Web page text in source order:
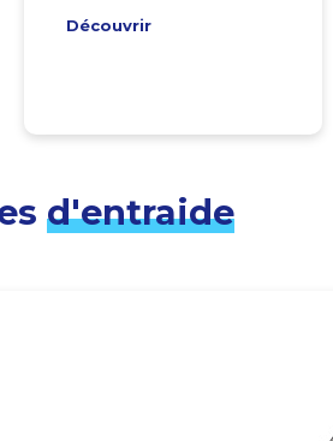
Découvrir
d'entraide